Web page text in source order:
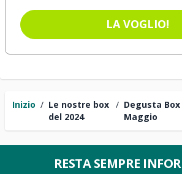
Inizio / Le nostre box
del 2024
/ Degusta Box
Maggio
LA VOGLIO!
RESTA SEMPRE